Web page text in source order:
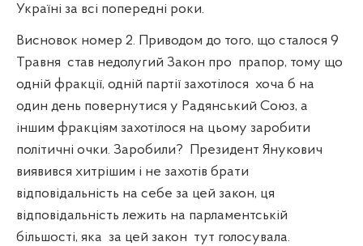
Україні за всі попередні роки.
Висновок номер 2. Приводом до того, що сталося 9
Травня став недолугий Закон про прапор, тому що
одній фракції, одній партії захотілося хоча б на
один день повернутися у Радянський Союз, а
іншим фракціям захотілося на цьому заробити
політичні очки. Заробили?
Президент Янукович
виявився хитрішим і не захотів брати
відповідальність на себе за цей закон, ця
відповідальність лежить на парламентській
більшості, яка за цей закон тут голосувала.